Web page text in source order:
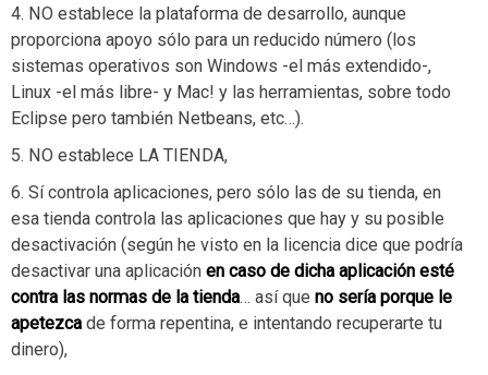
4. NO establece la plataforma de desarrollo, aunque
proporciona apoyo sólo para un reducido número (los
sistemas operativos son Windows -el más extendido-,
Linux -el más libre- y Mac! y las herramientas, sobre todo
Eclipse pero también Netbeans, etc…).
5. NO establece LA TIENDA,
6. Sí controla aplicaciones, pero sólo las de su tienda, en
esa tienda controla las aplicaciones que hay y su posible
desactivación (según he visto en la licencia dice que podría
desactivar una aplicación en caso de dicha aplicación esté
contra las normas de la tienda… así que no sería porque le
apetezca de forma repentina, e intentando recuperarte tu
dinero),